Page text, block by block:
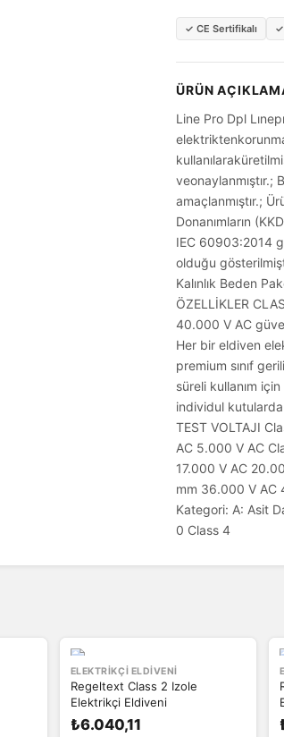
✓ CE Sertifikalı ✓
ÜRÜN
Line Pro Dpl
veonaylanmıştır.;
amaçlanmıştır.;
Donanımların
IEC 60903:2014
olduğu
Kalınlık Beden
ÖZELLİKLER
40.000 V AC
Her bir eldiven
premium sınıf
süreli kullanım
individul kutularda
TEST VOLTAJI
AC 5.000 V AC
17.000 V AC
mm 36.000 V AC
Kategori: A: Asit
0 Class 4
ELEKTRIKÇI ELDIVENI
Regeltext Class 2 Izole
Elektrikçi Eldiveni
₺6.040,11